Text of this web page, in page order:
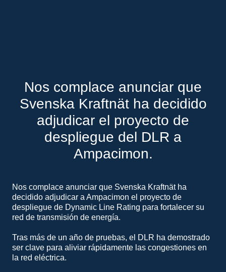
Nos complace anunciar que
Svenska Kraftnät ha decidido
adjudicar el proyecto de
despliegue del DLR a
Ampacimon.
Nos complace anunciar que Svenska Kraftnät ha
decidido adjudicar a Ampacimon el proyecto de
despliegue de Dynamic Line Rating para fortalecer su
red de transmisión de energía.
Tras más de un año de pruebas, el DLR ha demostrado
ser clave para aliviar rápidamente las congestiones en
la red eléctrica.